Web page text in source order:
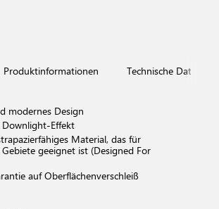
Produktinformationen Technische Daten
modernes Design
Effekt
Material, das für
geeignet ist (Designed For
auf Oberflächenverschleiß